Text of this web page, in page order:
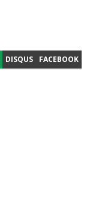
DISQUS FACEBOOK